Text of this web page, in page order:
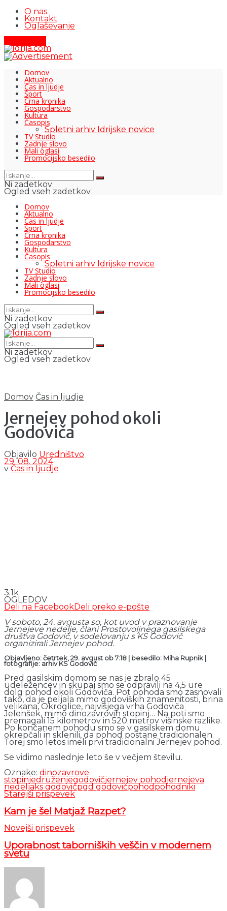
O nas
Kontakt
Oglaševanje
Domov
Aktualno
Čas in ljudje
Šport
Črna kronika
Gospodarstvo
Kultura
Časopis
Spletni arhiv Idrijske novice
TV Studio
Zadnje slovo
Mali oglasi
Promocijsko besedilo
Ni zadetkov
Ogled vseh zadetkov
Domov
Aktualno
Čas in ljudje
Šport
Črna kronika
Gospodarstvo
Kultura
Časopis
Spletni arhiv Idrijske novice
TV Studio
Zadnje slovo
Mali oglasi
Promocijsko besedilo
Ni zadetkov
Ogled vseh zadetkov
Ni zadetkov
Ogled vseh zadetkov
Domov Čas in ljudje
Jernejev pohod okoli
Godoviča
Objavilo Uredništvo
29. 08. 2024
v Čas in ljudje
3.1k
OGLEDOV
Deli na FacebookDeli preko e-pošte
V soboto, 24. avgusta so, kot uvod v praznovanje
Jernejeve nedelje, člani Prostovoljnega gasilskega
društva Godovič, v sodelovanju s KS Godovič
organizirali Jernejev pohod.
Objavljeno: četrtek, 29. avgust ob 7:18 | besedilo: Miha Rupnik |
fotografije: arhiv KS Godovič
Pred gasilskim domom se nas je zbralo 45
udeležencev in skupaj smo se odpravili na 4,5 ure
dolg pohod okoli Godoviča. Pot pohoda smo zasnovali
tako, da je peljala mimo godoviških znamenitosti, brina
velikana, Okroglice, najvišjega vrha Godoviča
Jelenšek, mimo dinozavrovih stopinj… Na poti smo
premagali 15 kilometrov in 520 metrov višinske razlike.
Po končanem pohodu smo se v gasilskem domu
okrepčali in sklenili, da pohod postane tradicionalen.
Torej smo letos imeli prvi tradicionalni Jernejev pohod.
Se vidimo naslednje leto še v večjem številu.
Oznake: dinozavrove
stopinjedruženjegodovičjernejev pohod jernejeva
nedeljaks godovičpgd godovičpohodpohodniki
Starejši prispevek
Kam je šel Matjaž Razpet?
Novejši prispevek
Uporabnost taborniških veščin v modernem
svetu